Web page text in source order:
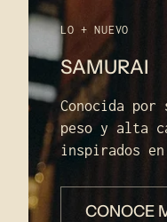
LO + NUEVO
SAMURAI
Conocida
peso y alta
inspirados
CONOCE